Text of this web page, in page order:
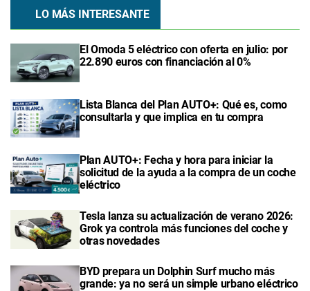
LO MÁS INTERESANTE
El Omoda 5 eléctrico con oferta en julio: por
22.890 euros con financiación al 0%
Lista Blanca del Plan AUTO+: Qué es, como
consultarla y que implica en tu compra
Plan AUTO+: Fecha y hora para iniciar la
solicitud de la ayuda a la compra de un coche
eléctrico
Tesla lanza su actualización de verano 2026:
Grok ya controla más funciones del coche y
otras novedades
BYD prepara un Dolphin Surf mucho más
grande: ya no será un simple urbano eléctrico